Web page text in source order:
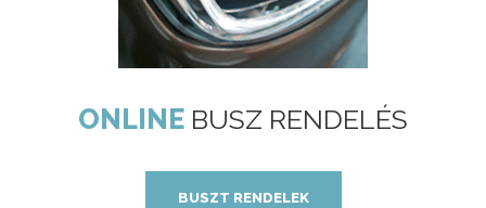
ONLINE BUSZ RENDELÉS
BUSZT RENDELEK